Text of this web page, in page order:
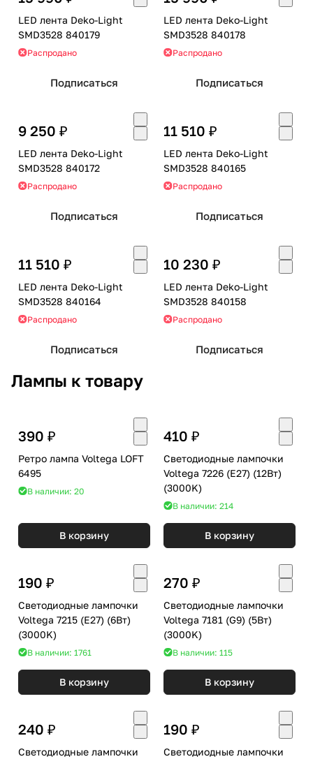
LED лента Deko-Light
SMD3528 840179
Распродано
Подписаться
LED лента Deko-Light
SMD3528 840178
Распродано
Подписаться
9 250 ₽
LED лента Deko-Light
SMD3528 840172
Распродано
Подписаться
11 510 ₽
LED лента Deko-Light
SMD3528 840165
Распродано
Подписаться
11 510 ₽
LED лента Deko-Light
SMD3528 840164
Распродано
Подписаться
10 230 ₽
LED лента Deko-Light
SMD3528 840158
Распродано
Подписаться
Лампы к товару
390 ₽
Ретро лампа Voltega LOFT
6495
В наличии: 20
В корзину
410 ₽
Светодиодные лампочки
Voltega 7226 (E27) (12Вт)
(3000K)
В наличии: 214
В корзину
190 ₽
Светодиодные лампочки
Voltega 7215 (E27) (6Вт)
(3000K)
В наличии: 1761
В корзину
270 ₽
Светодиодные лампочки
Voltega 7181 (G9) (5Вт)
(3000K)
В наличии: 115
В корзину
240 ₽
Светодиодные лампочки
190 ₽
Светодиодные лампочки